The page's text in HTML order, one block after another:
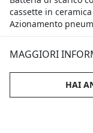
cassette in
Azionamento
MAGGIORI
HAI